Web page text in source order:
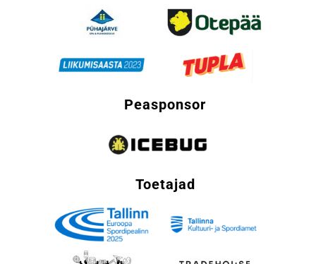
Peasponsor
Toetajad